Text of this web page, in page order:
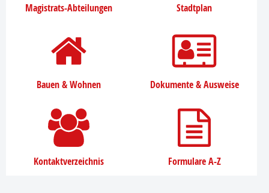
Magistrats-Abteilungen Stadtplan
Bauen & Wohnen Dokumente & Ausweise
Kontaktverzeichnis Formulare A-Z